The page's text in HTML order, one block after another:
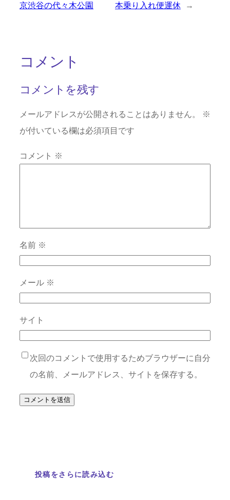
京渋谷の代々木公園
本乗り入れ便運休
→
コメント
コメントを残す
メールアドレスが公開されることはありません。
※
が付いている欄は必須項目です
コメント ※
名前 ※
メール ※
サイト
次回のコメントで使用するためブラウザーに自分
の名前、メールアドレス、サイトを保存する。
投稿をさらに読み込む